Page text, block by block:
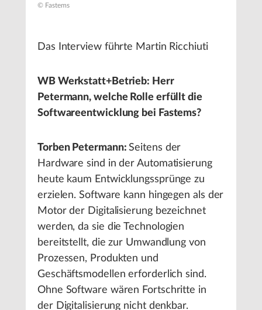
© Fastems
Das Interview führte Martin Ricchiuti
WB Werkstatt+Betrieb: Herr
Petermann, welche Rolle erfüllt die
Softwareentwicklung bei Fastems?
Torben Petermann:Seitens der
Hardware sind in der Automatisierung
heute kaum Entwicklungssprünge zu
erzielen. Software kann hingegen als der
Motor der Digitalisierung bezeichnet
werden, da sie die Technologien
bereitstellt, die zur Umwandlung von
Prozessen, Produkten und
Geschäftsmodellen erforderlich sind.
Ohne Software wären Fortschritte in
der Digitalisierung nicht denkbar.